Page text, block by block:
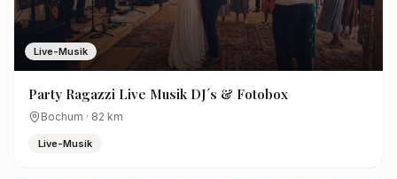
Live-Musik
Party Ragazzi Live Musik DJ´s & Fotobox
Bochum · 82 km
Live-Musik